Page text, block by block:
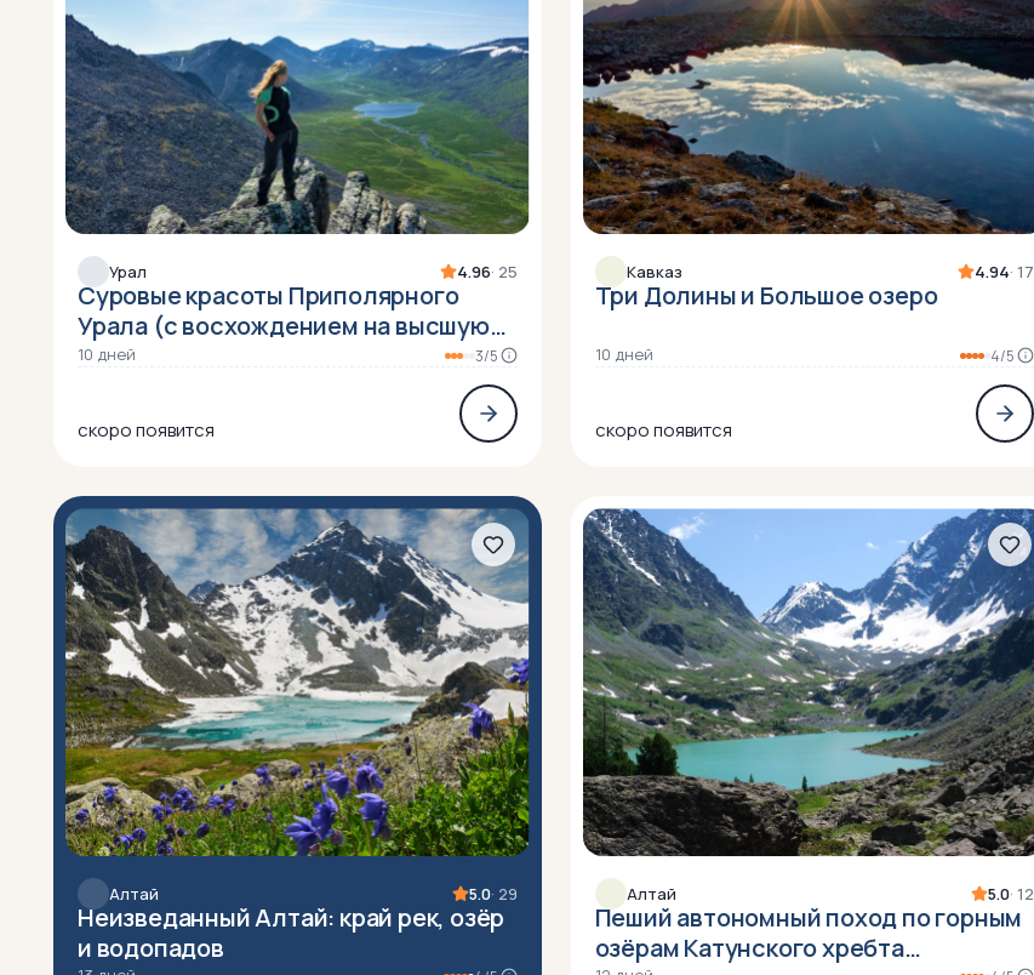
Урал 4.96· 25
Суровые красоты Приполярного
Урала (с восхождением на высшую
точку Уральского хребта - гору
10 дней 3/5
скоро появится
Кавказ 4.94· 17
Три Долины и Большое озеро
10 дней 4/5
скоро появится
Алтай 5.0· 29
Неизведанный Алтай: край рек, озёр
и водопадов
Алтай 5.0· 12
Пеший автономный поход по горным
озёрам Катунского хребта